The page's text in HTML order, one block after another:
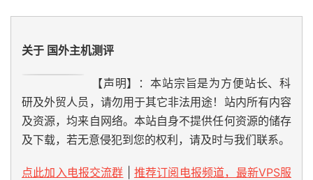
关于 国外主机测评
【声明】：本站宗旨是为方便站长、科
研及外贸人员，请勿用于其它非法用途！站内所有内容
及资源，均来自网络。本站自身不提供任何资源的储存
及下载，若无意侵犯到您的权利，请及时与我们联系。
点此加入电报交流群
推荐订阅电报频道，最新VPS服